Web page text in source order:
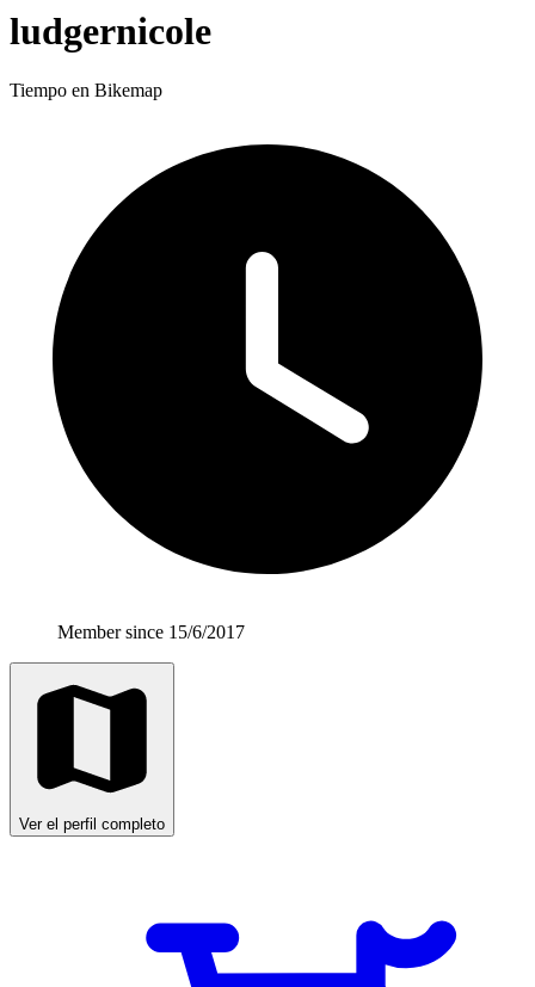
ludgernicole
Tiempo en Bikemap
Member since 15/6/2017
Ver el perfil completo